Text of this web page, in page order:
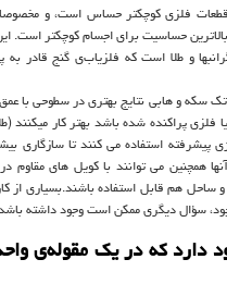
فلزی کوچکتر حساس است، و
حساسیت برای اجسام کوچکتر است.
و طلا است که فلزیاب‌ی گنج قادر به
سکه و هابی نتایج بهتری در سطوحی با
پراکنده شده باشد بهتر کار میکنند
پیشرفته استفاده می کنند تا سازگاری
همچنین می توانند با کویل های مقاوم
ساحل هم قابل استفاده باشند.بسیاری از
سؤال دیگری ممکن است وجود داشته
دارد که در یک مقوله‌ی